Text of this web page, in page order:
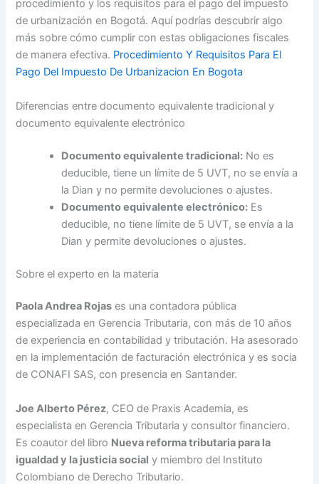
procedimiento y los requisitos para el pago del impuesto
de urbanización en Bogotá. Aquí podrías descubrir algo
más sobre cómo cumplir con estas obligaciones fiscales
de manera efectiva. Procedimiento Y Requisitos Para El
Pago Del Impuesto De Urbanizacion En Bogota
Diferencias entre documento equivalente tradicional y
documento equivalente electrónico
Documento equivalente tradicional: No es
deducible, tiene un límite de 5 UVT, no se envía a
la Dian y no permite devoluciones o ajustes.
Documento equivalente electrónico: Es
deducible, no tiene límite de 5 UVT, se envía a la
Dian y permite devoluciones o ajustes.
Sobre el experto en la materia
Paola Andrea Rojas es una contadora pública
especializada en Gerencia Tributaria, con más de 10 años
de experiencia en contabilidad y tributación. Ha asesorado
en la implementación de facturación electrónica y es socia
de CONAFI SAS, con presencia en Santander.
Joe Alberto Pérez, CEO de Praxis Academia, es
especialista en Gerencia Tributaria y consultor financiero.
Es coautor del libro Nueva reforma tributaria para la
igualdad y la justicia social y miembro del Instituto
Colombiano de Derecho Tributario.